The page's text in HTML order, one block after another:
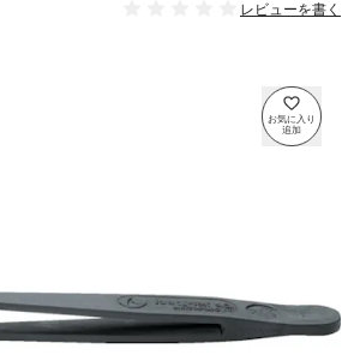
レビューを書く